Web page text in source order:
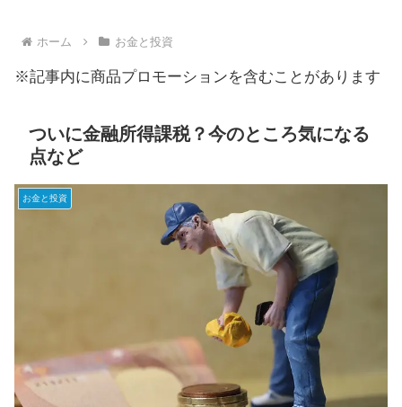
ホーム お金と投資
※記事内に商品プロモーションを含むことがあります
ついに金融所得課税？今のところ気になる
点など
お金と投資